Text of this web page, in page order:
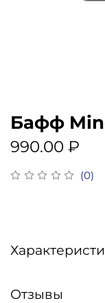
(0)
Бафф
990.00 ₽
Отзывы